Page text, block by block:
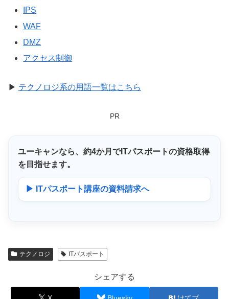
IPS
WAF
DMZ
アクセス制御
▶ テクノロジ系の用語一覧はこちら
PR
ユーキャンなら、 約4か月 でITパスポートの資格取得
を目指せます。
▶ ITパスポート講座の資料請求へ
テクノロジ ITパスポート
シェアする